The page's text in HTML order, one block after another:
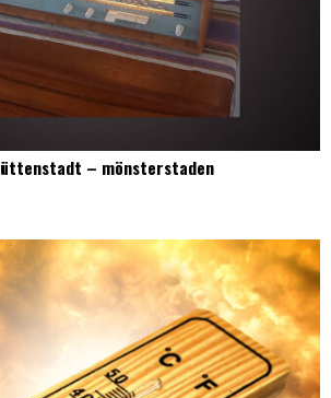
– mönsterstaden